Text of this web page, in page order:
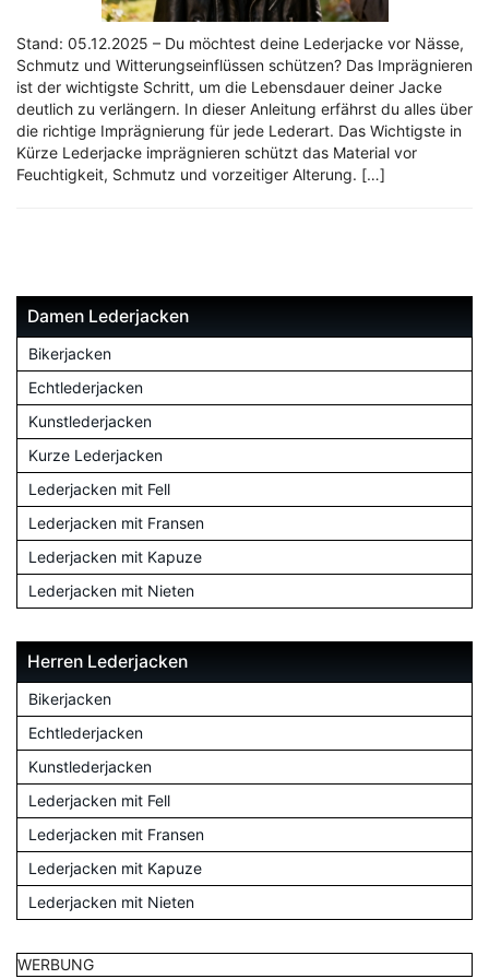
Stand: 05.12.2025 – Du möchtest deine Lederjacke vor Nässe,
Schmutz und Witterungseinflüssen schützen? Das Imprägnieren
ist der wichtigste Schritt, um die Lebensdauer deiner Jacke
deutlich zu verlängern. In dieser Anleitung erfährst du alles über
die richtige Imprägnierung für jede Lederart. Das Wichtigste in
Kürze Lederjacke imprägnieren schützt das Material vor
Feuchtigkeit, Schmutz und vorzeitiger Alterung. […]
Damen Lederjacken
Bikerjacken
Echtlederjacken
Kunstlederjacken
Kurze Lederjacken
Lederjacken mit Fell
Lederjacken mit Fransen
Lederjacken mit Kapuze
Lederjacken mit Nieten
Herren Lederjacken
Bikerjacken
Echtlederjacken
Kunstlederjacken
Lederjacken mit Fell
Lederjacken mit Fransen
Lederjacken mit Kapuze
Lederjacken mit Nieten
WERBUNG